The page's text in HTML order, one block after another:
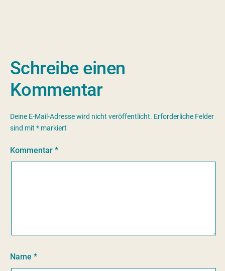
Schreibe einen
Kommentar
Deine E-Mail-Adresse wird nicht veröffentlicht. Erforderliche Felder
sind mit * markiert
Kommentar *
Name *